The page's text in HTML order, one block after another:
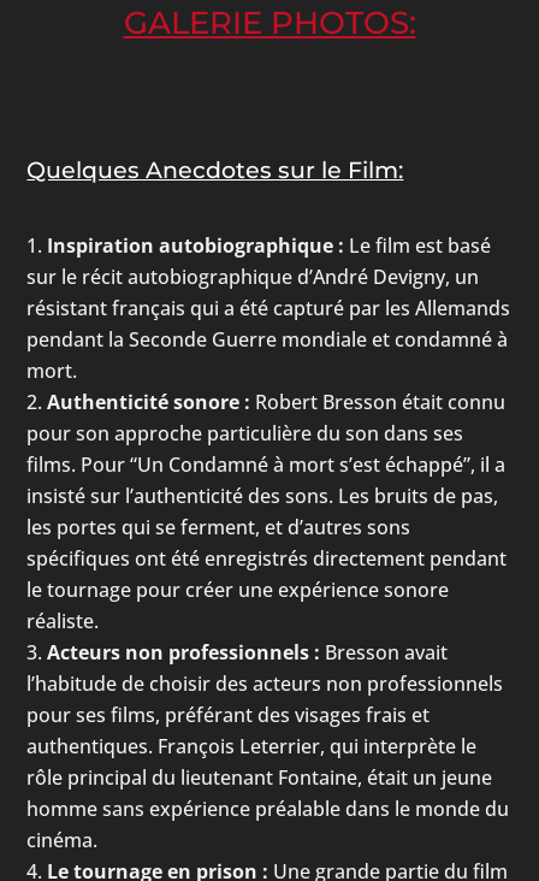
GALERIE PHOTOS:
Quelques Anecdotes sur le Film:
Inspiration autobiographique : Le film est basé
sur le récit autobiographique d’André Devigny, un
résistant français qui a été capturé par les Allemands
pendant la Seconde Guerre mondiale et condamné à
mort.
Authenticité sonore : Robert Bresson était connu
pour son approche particulière du son dans ses
films. Pour “Un Condamné à mort s’est échappé”, il a
insisté sur l’authenticité des sons. Les bruits de pas,
les portes qui se ferment, et d’autres sons
spécifiques ont été enregistrés directement pendant
le tournage pour créer une expérience sonore
réaliste.
Acteurs non professionnels : Bresson avait
l’habitude de choisir des acteurs non professionnels
pour ses films, préférant des visages frais et
authentiques. François Leterrier, qui interprète le
rôle principal du lieutenant Fontaine, était un jeune
homme sans expérience préalable dans le monde du
cinéma.
Le tournage en prison : Une grande partie du film